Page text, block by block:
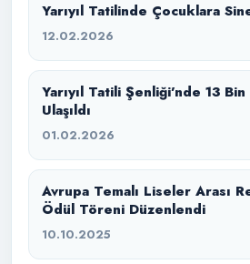
Yarıyıl Tatilinde Çocuklara
12.02.2026
Yarıyıl Tatili Şenliği’nde 13
Ulaşıldı
01.02.2026
Avrupa Temalı Liseler Arası
Ödül Töreni Düzenlendi
10.10.2025